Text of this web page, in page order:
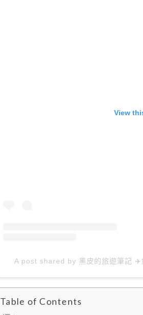
View
A post shared by 黑皮的旅遊筆記
Table of Contents